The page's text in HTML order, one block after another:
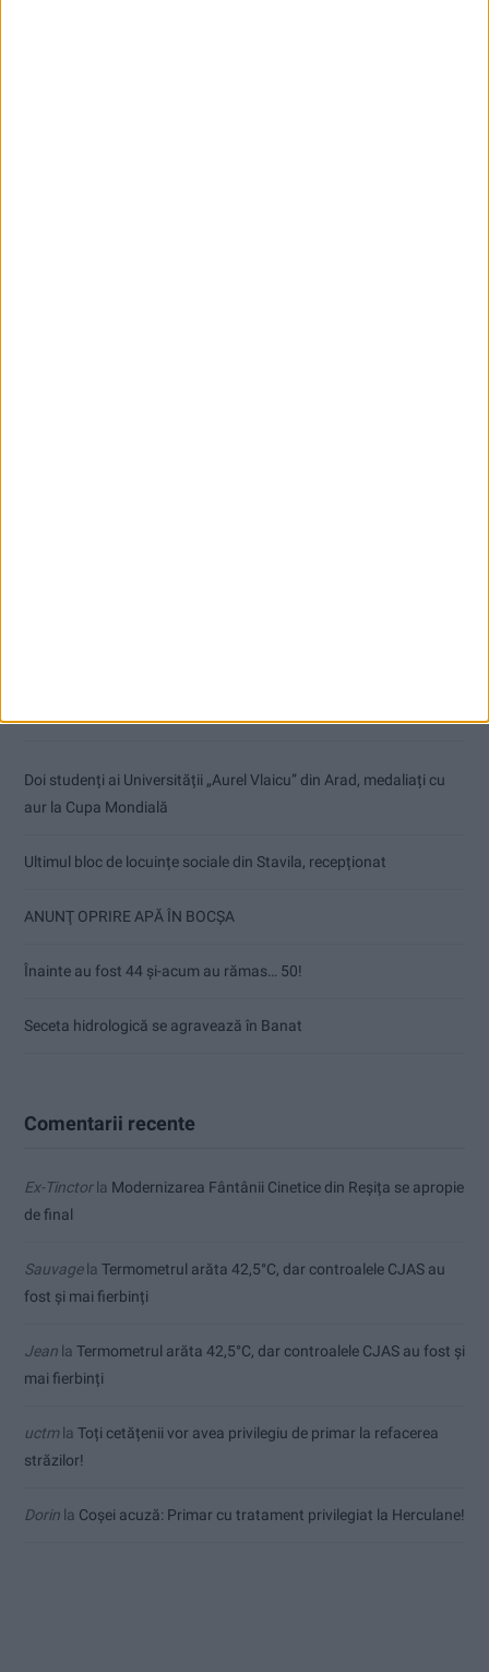
Articole recente
Doi studenți ai Universității „Aurel Vlaicu” din Arad, medaliați cu
aur la Cupa Mondială
Ultimul bloc de locuințe sociale din Stavila, recepționat
ANUNŢ OPRIRE APĂ ÎN BOCȘA
Înainte au fost 44 și-acum au rămas… 50!
Seceta hidrologică se agravează în Banat
Comentarii recente
Ex-Tinctorla Modernizarea Fântânii Cinetice din Reșița se apropie
de final
Sauvagela Termometrul arăta 42,5°C, dar controalele CJAS au
fost și mai fierbinți
Jean la Termometrul arăta 42,5°C, dar controalele CJAS au fost și
mai fierbinți
uctmla Toți cetățenii vor avea privilegiu de primar la refacerea
străzilor!
Dorin la Coșei acuză: Primar cu tratament privilegiat la Herculane!